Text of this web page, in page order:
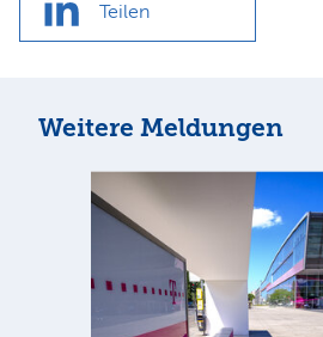
Teilen
Weitere Meldungen